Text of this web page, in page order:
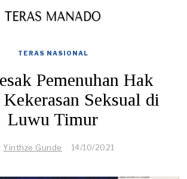
TERAS NASIONAL
Pemenuhan Hak
Seksual di
Luwu Timur
Yinthze Gunde 14/10/2021